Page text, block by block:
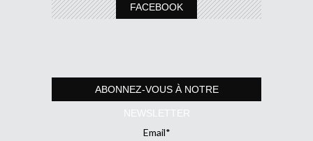
FACEBOOK
ABONNEZ-VOUS À NOTRE
NEWSLETTER
Email*